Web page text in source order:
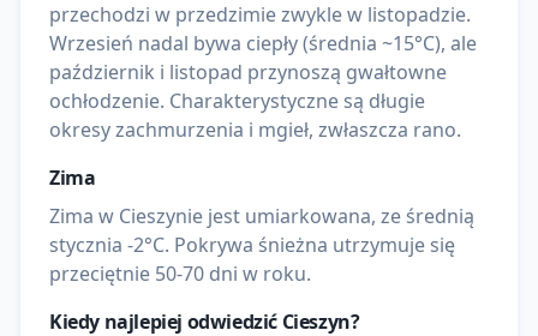
przechodzi w przedzimie zwykle w listopadzie.
Wrzesień nadal bywa ciepły (średnia ~15°C), ale
październik i listopad przynoszą gwałtowne
ochłodzenie. Charakterystyczne są długie
okresy zachmurzenia i mgieł, zwłaszcza rano.
Zima
Zima w Cieszynie jest umiarkowana, ze średnią
stycznia -2°C. Pokrywa śnieżna utrzymuje się
przeciętnie 50-70 dni w roku.
Kiedy najlepiej odwiedzić Cieszyn?